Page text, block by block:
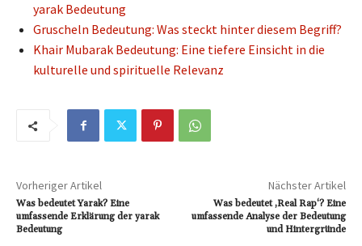
yarak Bedeutung
Gruscheln Bedeutung: Was steckt hinter diesem Begriff?
Khair Mubarak Bedeutung: Eine tiefere Einsicht in die
kulturelle und spirituelle Relevanz
Vorheriger Artikel
Was bedeutet Yarak? Eine
umfassende Erklärung der yarak
Bedeutung
Nächster Artikel
Was bedeutet ‚Real Rap‘? Eine
umfassende Analyse der Bedeutung
und Hintergründe